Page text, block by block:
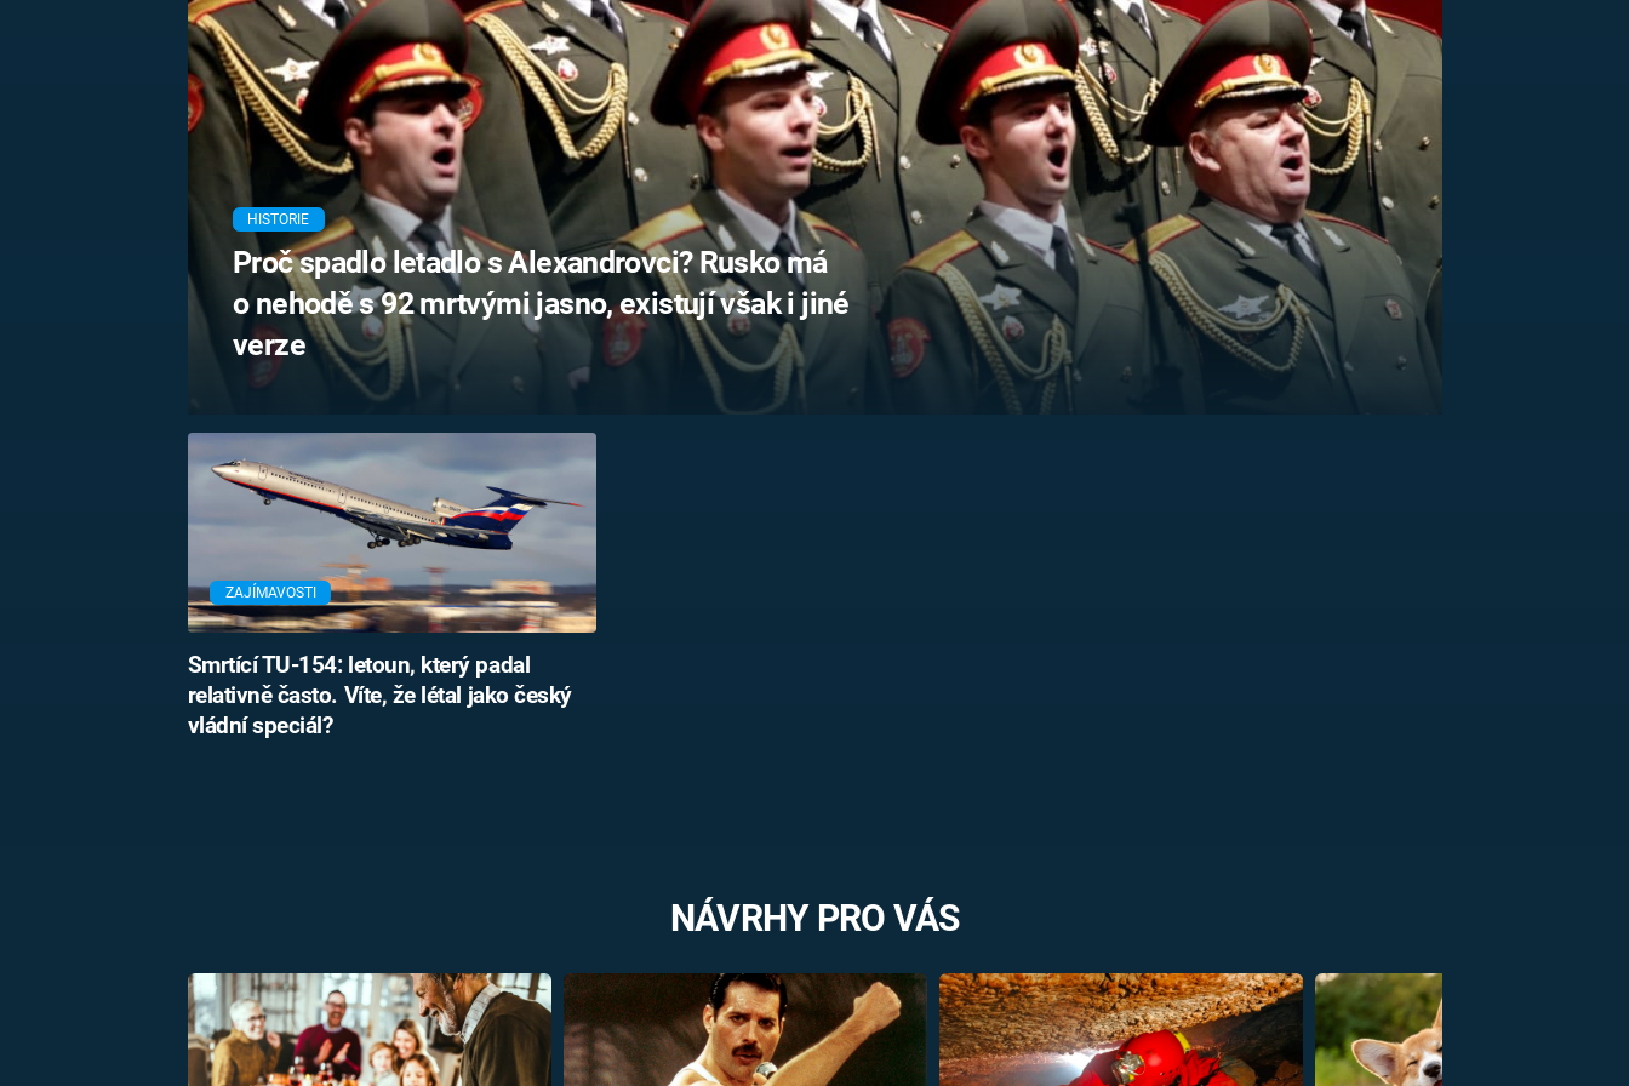
MARIE TEREZIE
NAPOLEON
BONAPARTE
BRITSKÁ
KRÁLOVSKÁ
RODINA
UFO A
MIMOZEMŠŤANÉ
UTAJENÉ PŘÍBĚHY
ČESKÝCH DĚJIN
ALTERNATIVNÍ
HISTORIE
FILMY VERSUS
REALITA
HORORY VERSUS
REALITA
OPTICKÉ ILUZE A
KLAMY
HISTORIE
Proč spadlo letadlo s Alexandrovci? Rusko má
o nehodě s 92 mrtvými jasno, existují však i jiné
verze
ZAJÍMAVOSTI
Smrtící TU-154: letoun, který padal
relativně často. Víte, že létal jako český
vládní speciál?
NÁVRHY PRO VÁS